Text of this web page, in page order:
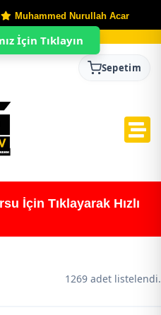
Muhammed Nurullah Acar
Sepetim
İçin Tıklayarak Hızlı
1269 adet listelendi.
İçin Tıklayın